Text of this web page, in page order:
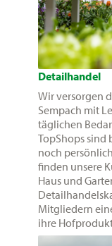
Detailhandel
Wir versorgen
Sempach mit
täglichen
TopShops sind
noch
finden unsere
Haus und
Mitgliedern
ihre